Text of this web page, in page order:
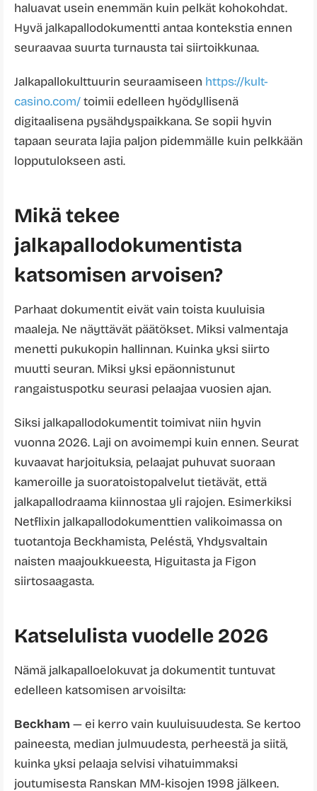
haluavat usein enemmän kuin pelkät kohokohdat.
Hyvä jalkapallodokumentti antaa kontekstia ennen
seuraavaa suurta turnausta tai siirtoikkunaa.
Jalkapallokulttuurin seuraamiseen https://kult-
casino.com/toimii edelleen hyödyllisenä
digitaalisena pysähdyspaikkana. Se sopii hyvin
tapaan seurata lajia paljon pidemmälle kuin pelkkään
lopputulokseen asti.
Mikä tekee
jalkapallodokumentista
katsomisen arvoisen?
Parhaat dokumentit eivät vain toista kuuluisia
maaleja. Ne näyttävät päätökset. Miksi valmentaja
menetti pukukopin hallinnan. Kuinka yksi siirto
muutti seuran. Miksi yksi epäonnistunut
rangaistuspotku seurasi pelaajaa vuosien ajan.
Siksi jalkapallodokumentit toimivat niin hyvin
vuonna 2026. Laji on avoimempi kuin ennen. Seurat
kuvaavat harjoituksia, pelaajat puhuvat suoraan
kameroille ja suoratoistopalvelut tietävät, että
jalkapallodraama kiinnostaa yli rajojen. Esimerkiksi
Netflixin jalkapallodokumenttien valikoimassa on
tuotantoja Beckhamista, Peléstä, Yhdysvaltain
naisten maajoukkueesta, Higuitasta ja Figon
siirtosaagasta.
Katselulista vuodelle 2026
Nämä jalkapalloelokuvat ja dokumentit tuntuvat
edelleen katsomisen arvoisilta:
Beckham — ei kerro vain kuuluisuudesta. Se kertoo
paineesta, median julmuudesta, perheestä ja siitä,
kuinka yksi pelaaja selvisi vihatuimmaksi
joutumisesta Ranskan MM-kisojen 1998 jälkeen.